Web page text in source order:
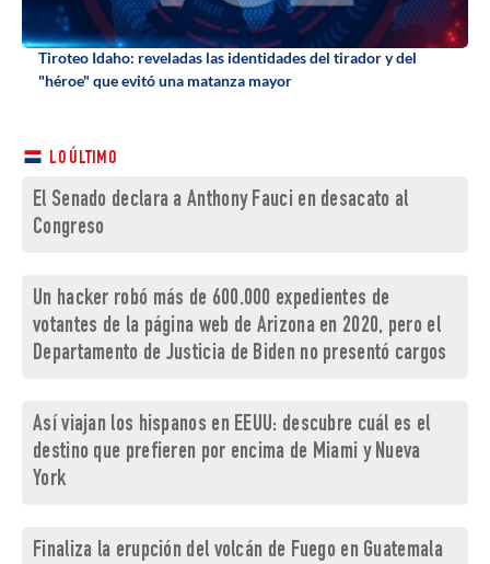
Tiroteo Idaho: reveladas las identidades del tirador y del
"héroe" que evitó una matanza mayor
LO ÚLTIMO
El Senado declara a Anthony Fauci en desacato al
Congreso
Un hacker robó más de 600.000 expedientes de
votantes de la página web de Arizona en 2020, pero el
Departamento de Justicia de Biden no presentó cargos
Así viajan los hispanos en EEUU: descubre cuál es el
destino que prefieren por encima de Miami y Nueva
York
Finaliza la erupción del volcán de Fuego en Guatemala